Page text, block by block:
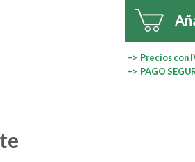
–> Precios con
–> PAGO